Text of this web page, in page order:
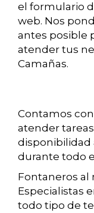
el formulario
web. Nos
antes posible
atender tus
Camañas.
Contamos
atender
disponibilidad
durante todo
Fontaneros al
Especialistas
todo tipo de